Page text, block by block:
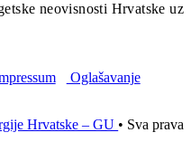
neovisnosti Hrvatske uz
Oglašavanje
Hrvatske – GU • Sva prava